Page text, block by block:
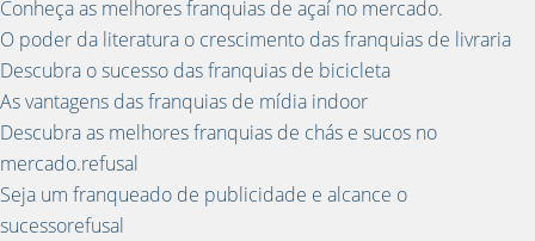
Conheça as melhores franquias de açaí no mercado.
O poder da literatura o crescimento das franquias de livraria
Descubra o sucesso das franquias de bicicleta
As vantagens das franquias de mídia indoor
Descubra as melhores franquias de chás e sucos no
mercado.refusal
Seja um franqueado de publicidade e alcance o
sucessorefusal